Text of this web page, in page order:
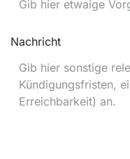
Nachricht